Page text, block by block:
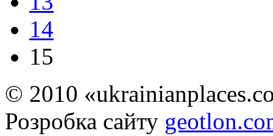
14
15
© 2010
Розробка сайту